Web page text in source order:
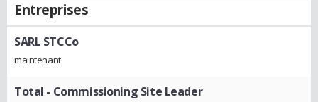
Entreprises
SARL STCCo
maintenant
Total - Commissioning Site Leader